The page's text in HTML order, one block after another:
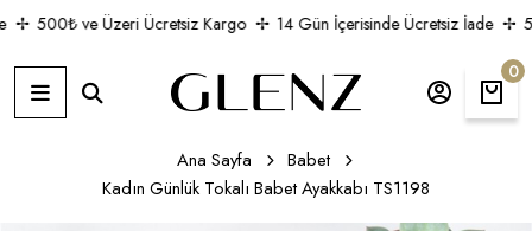
500₺ ve Üzeri Ücretsiz Kargo 14 Gün İçerisinde Ücretsiz İade
0
Ana Sayfa
Babet
Kadın Günlük Tokalı Babet Ayakkabı TS1198